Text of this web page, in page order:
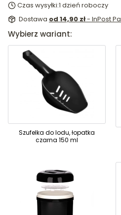
Czas wysyłki:1 dzień roboczy
Dostawa od 14,90 zł- InPost
Wybierz wariant:
Szufelka do lodu, łopatka
czarna 150 ml